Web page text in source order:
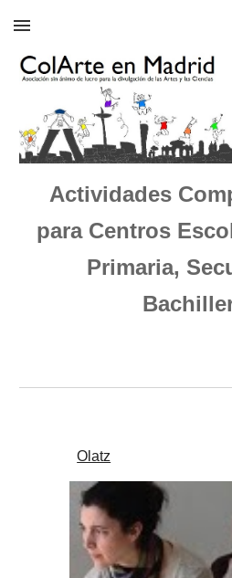
Skip to main content
Actividades
para Centros
Primaria,
Olatz